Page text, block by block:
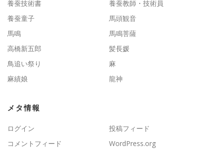
養蚕技術書
養蚕教師・技術員
養蚕童子
馬頭観音
馬鳴
馬鳴菩薩
高橋新五郎
髪長媛
鳥追い祭り
麻
麻績娘
龍神
メタ情報
ログイン
投稿フィード
コメントフィード
WordPress.org